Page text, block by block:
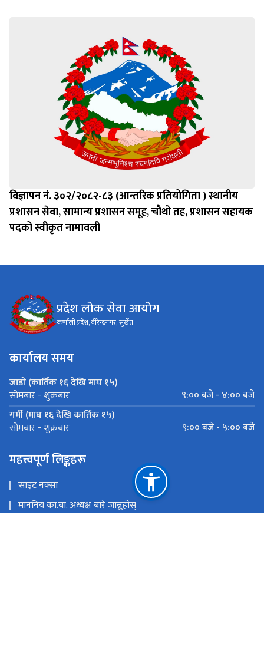
विज्ञापन नं. ३०२/२०८२-८३ (आन्तरिक प्रतियोगिता ) स्थानीय
प्रशासन सेवा, सामान्य प्रशासन समूह, चौथो तह, प्रशासन सहायक
पदको स्वीकृत नामावली
प्रदेश लोक सेवा आयोग
कर्णाली प्रदेश, वीरेन्द्रनगर, सुर्खेत
कार्यालय समय
जाडो (कार्तिक १६ देखि माघ १५)
सोमबार - शुक्रबार
९:०० बजे - ४:०० बजे
गर्मी (माघ १६ देखि कार्तिक १५)
सोमबार - शुक्रबार ९:०० बजे - ५:०० बजे
महत्त्वपूर्ण लिङ्कहरू
साइट नक्सा
माननिय का.बा. अध्यक्ष बारे जान्नुहोस्